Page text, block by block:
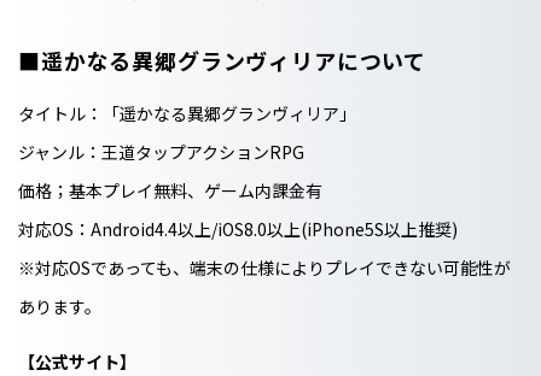
■遥かなる異郷グランヴィリアについて
タイトル：「遥かなる異郷グランヴィリア」
ジャンル：王道タップアクションRPG
価格；基本プレイ無料、ゲーム内課金有
対応OS：Android4.4以上/iOS8.0以上(iPhone5S以上推奨)
※対応OSであっても、端末の仕様によりプレイできない可能性が
あります。
【公式サイト】